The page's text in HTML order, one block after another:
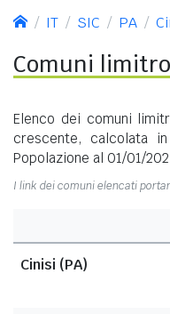
IT SIC PA
Comuni
Elenco dei comuni
crescente, calcolata in
Popolazione al 01/01/
I link dei comuni elencati
Cinisi (PA)